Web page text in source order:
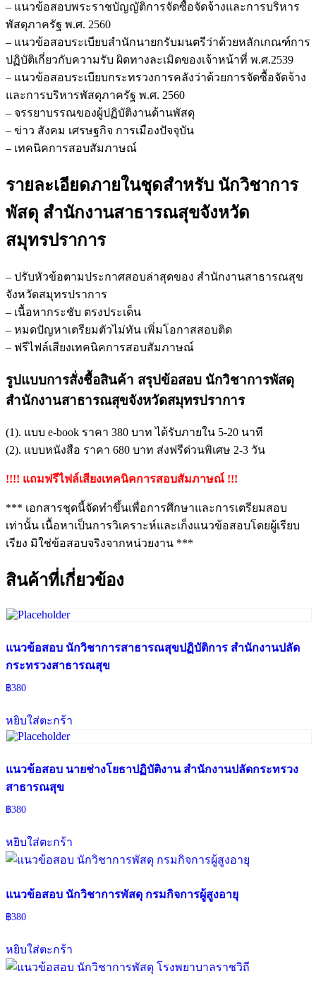
– แนวข้อสอบพระราชบัญญัติการจัดซื้อจัดจ้างและการบริหาร
พัสดุภาครัฐ พ.ศ. 2560
– แนวข้อสอบระเบียบสำนักนายกรับมนตรีว่าด้วยหลักเกณฑ์การ
ปฏิบัติเกี่ยวกับความรับ ผิดทางละเมิดของเจ้าหน้าที่ พ.ศ.2539
– แนวข้อสอบระเบียบกระทรวงการคลังว่าด้วยการจัดซื้อจัดจ้าง
และการบริหารพัสดุภาครัฐ พ.ศ. 2560
– จรรยาบรรณของผู้ปฏิบัติงานด้านพัสดุ
– ข่าว สังคม เศรษฐกิจ การเมืองปัจจุบัน
– เทคนิคการสอบสัมภาษณ์
รายละเอียดภายในชุดสำหรับ นักวิชาการ
พัสดุ สำนักงานสาธารณสุขจังหวัด
สมุทรปราการ
– ปรับหัวข้อตามประกาศสอบล่าสุดของ สำนักงานสาธารณสุข
จังหวัดสมุทรปราการ
– เนื้อหากระชับ ตรงประเด็น
– หมดปัญหาเตรียมตัวไม่ทัน เพิ่มโอกาสสอบติด
– ฟรีไฟล์เสียงเทคนิคการสอบสัมภาษณ์
รูปแบบการสั่งชื้อสินค้า สรุปข้อสอบ นักวิชาการพัสดุ
สำนักงานสาธารณสุขจังหวัดสมุทรปราการ
(1). แบบ e-book ราคา 380 บาท ได้รับภายใน 5-20 นาที
(2). แบบหนังสือ ราคา 680 บาท ส่งฟรีด่วนพิเศษ 2-3 วัน
!!!! แถมฟรีไฟล์เสียงเทคนิคการสอบสัมภาษณ์ !!!
*** เอกสารชุดนี้จัดทำขึ้นเพื่อการศึกษาและการเตรียมสอบ
เท่านั้น เนื้อหาเป็นการวิเคราะห์และเก็งแนวข้อสอบโดยผู้เรียบ
เรียง มิใช่ข้อสอบจริงจากหน่วยงาน ***
สินค้าที่เกี่ยวข้อง
แนวข้อสอบ นักวิชาการสาธารณสุขปฏิบัติการ สำนักงานปลัด
กระทรวงสาธารณสุข
฿380
หยิบใส่ตะกร้า
แนวข้อสอบ นายช่างโยธาปฏิบัติงาน สำนักงานปลัดกระทรวง
สาธารณสุข
฿380
หยิบใส่ตะกร้า
แนวข้อสอบ นักวิชาการพัสดุ กรมกิจการผู้สูงอายุ
฿380
หยิบใส่ตะกร้า